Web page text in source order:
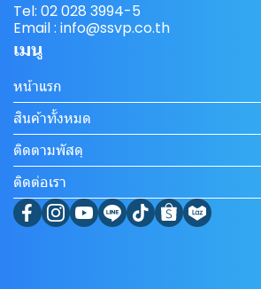
Tel: 02 028 3994-5
Email : info@ssvp.co.th
เมนู
หน้าแรก
สินค้าทั้งหมด
ติดตามพัสดุ
ติดต่อเรา